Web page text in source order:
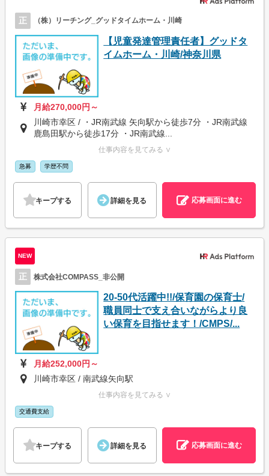
正 （株）リーチング_グッドタイムホーム・川崎
【児童発達管理責任者】グッドタ
イムホーム・川崎/神奈川県
月給270,000円～
川崎市幸区 / ・JR南武線 矢向駅から徒歩7分 ・JR南武線
鹿島田駅から徒歩17分 ・JR南武線...
仕事内容を見てみる ∨
急募 学歴不問
キープする 詳細を見る 応募画面に進む
NEW
正 株式会社COMPASS_非公開
20-50代活躍中!!/保育園の保育士/
職員同士で支え合いながらより良
い保育を目指せます！/CMPS/...
月給252,000円～
川崎市幸区 / 南武線矢向駅
仕事内容を見てみる ∨
交通費支給
キープする 詳細を見る 応募画面に進む